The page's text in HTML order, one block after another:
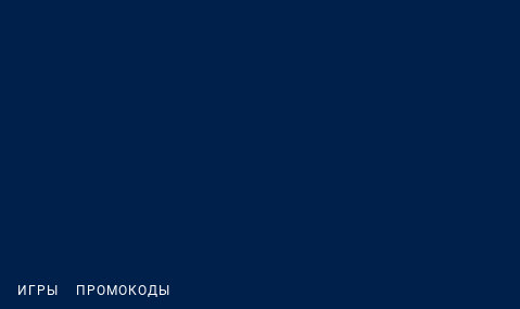
ИГРЫ ПРОМОКОДЫ